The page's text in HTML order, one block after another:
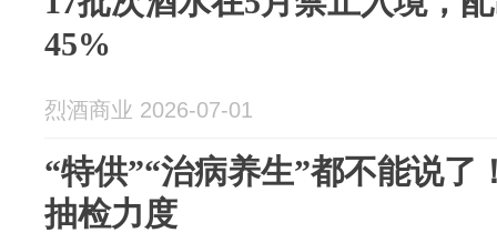
45%
烈酒商业 2026-07-01
“特供”“治病养生”都不能说了
抽检力度